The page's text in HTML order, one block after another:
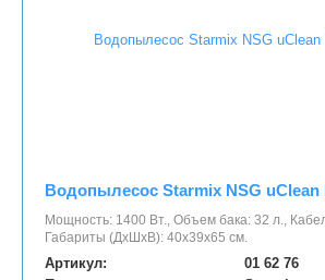
Водопылесос Starmix NSG
Мощность: 1400 Вт., Объем бака: 32 л.,
Габариты (ДхШхВ): 40х39х65 см.
Артикул:
01 62 76